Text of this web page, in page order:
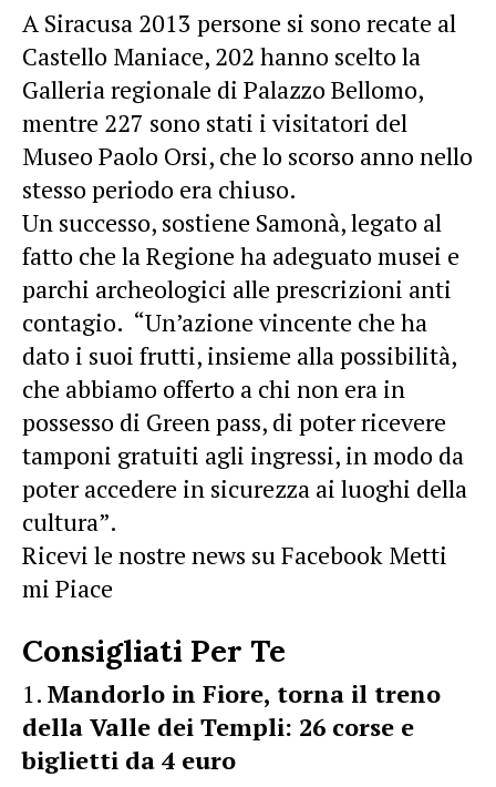
A Siracusa 2013 persone si sono recate al
Castello Maniace, 202 hanno scelto la
Galleria regionale di Palazzo Bellomo,
mentre 227 sono stati i visitatori del
Museo Paolo Orsi, che lo scorso anno nello
stesso periodo era chiuso.
Un successo, sostiene Samonà, legato al
fatto che la Regione ha adeguato musei e
parchi archeologici alle prescrizioni anti
contagio. “Un’azione vincente che ha
dato i suoi frutti, insieme alla possibilità,
che abbiamo offerto a chi non era in
possesso di Green pass, di poter ricevere
tamponi gratuiti agli ingressi, in modo da
poter accedere in sicurezza ai luoghi della
cultura”.
Ricevi le nostre news su Facebook Metti
mi Piace
Consigliati Per Te
Mandorlo in Fiore, torna il treno
della Valle dei Templi: 26 corse e
biglietti da 4 euro